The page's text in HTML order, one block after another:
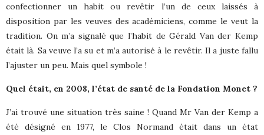
confectionner un habit ou revêtir l’un de ceux laissés à
disposition par les veuves des académiciens, comme le veut la
tradition. On m’a signalé que l’habit de Gérald Van der Kemp
était là. Sa veuve l’a su et m’a autorisé à le revêtir. Il a juste fallu
l’ajuster un peu. Mais quel symbole !
Quel était, en 2008, l’état de santé de la Fondation Monet ?
J’ai trouvé une situation très saine ! Quand Mr Van der Kemp a
été désigné en 1977, le Clos Normand était dans un état